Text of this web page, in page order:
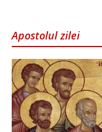
Apostolul zilei